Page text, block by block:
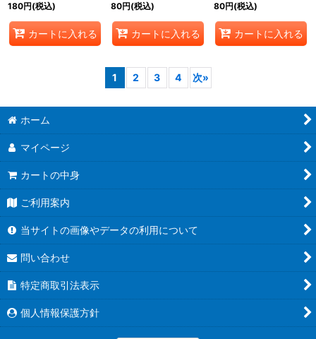
180円(税込)
カートに入れる
80円(税込)
カートに入れる
80円(税込)
カートに入れる
1 2 3 4 次»
ホーム
マイページ
カートの中身
ご利用案内
当サイトの画像やデータの利用について
問い合わせ
特定商取引法表示
個人情報保護方針